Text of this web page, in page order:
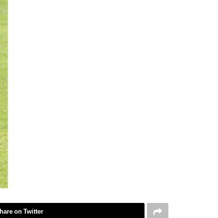
on Twitter